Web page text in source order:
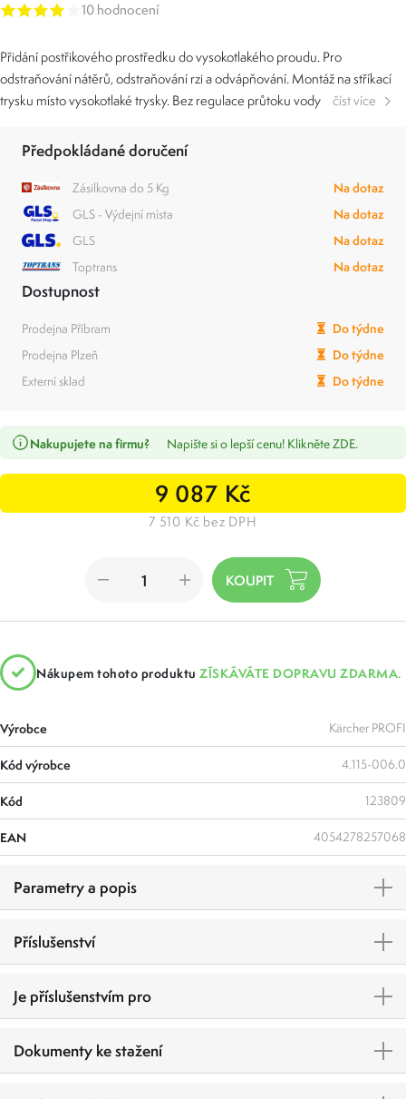
10 hodnocení
Přidání postřikového prostředku do vysokotlakého proudu. Pro
odstraňování nátěrů, odstraňování rzi a odvápňování. Montáž na stříkací
trysku místo vysokotlaké trysky. Bez regulace průtoku vody
číst více
Předpokládané doručení
Zásilkovna do 5 Kg
Na dotaz
GLS - Výdejní místa
Na dotaz
GLS
Na dotaz
Toptrans
Na dotaz
Dostupnost
Prodejna Příbram
Do týdne
Prodejna Plzeň
Do týdne
Externí sklad
Do týdne
Nakupujete na firmu? Napište si o lepší cenu! Klikněte ZDE.
9 087 Kč
7 510 Kč bez DPH
Nákupem tohoto produktu ZÍSKÁVÁTE DOPRAVU ZDARMA.
Výrobce Kärcher PROFI
Kód výrobce 4.115-006.0
Kód 123809
EAN 4054278257068
Parametry a popis
Příslušenství
Je příslušenstvím pro
Dokumenty ke stažení